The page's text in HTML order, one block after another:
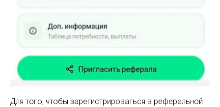
Для того, чтобы зарегистрироваться в реферальной